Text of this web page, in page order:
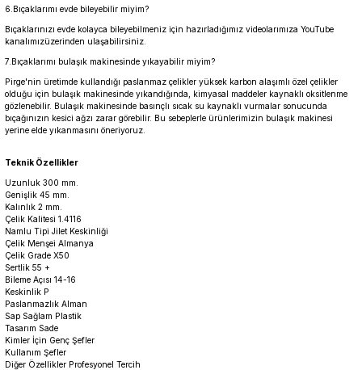
6.Bıçaklarımı evde bileyebilir miyim?
Bıçaklarınızı evde kolayca bileyebilmeniz için hazırladığımız videolarımıza YouTube
kanalımızüzerinden ulaşabilirsiniz.
7.Bıçaklarımı bulaşık makinesinde yıkayabilir miyim?
Pirge'nin üretimde kullandığı paslanmaz çelikler yüksek karbon alaşımlı özel çelikler
olduğu için bulaşık makinesinde yıkandığında, kimyasal maddeler kaynaklı oksitlenme
gözlenebilir. Bulaşık makinesinde basınçlı sıcak su kaynaklı vurmalar sonucunda
bıçağınızın kesici ağzı zarar görebilir. Bu sebeplerle ürünlerimizin bulaşık makinesi
yerine elde yıkanmasını öneriyoruz.
Teknik Özellikler
Uzunluk 300 mm.
Genişlik 45 mm.
Kalınlık 2 mm.
Çelik Kalitesi 1.4116
Namlu Tipi Jilet Keskinliği
Çelik Menşei Almanya
Çelik Grade X50
Sertlik 55 +
Bileme Açısı 14-16
Keskinlik P
Paslanmazlık Alman
Sap Sağlam Plastik
Tasarım Sade
Kimler İçin Genç Şefler
Kullanım Şefler
Diğer Özellikler Profesyonel Tercih